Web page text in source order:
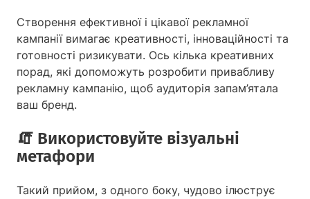
Створення ефективної і цікавої рекламної
кампанії вимагає креативності, інноваційності та
готовності ризикувати. Ось кілька креативних
порад, які допоможуть розробити привабливу
рекламну кампанію, щоб аудиторія запам’ятала
ваш бренд.
🧯️ Використовуйте візуальні
метафори
Такий прийом, з одного боку, чудово ілюструє